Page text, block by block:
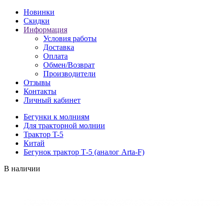
Новинки
Скидки
Информация
Условия работы
Доставка
Оплата
Обмен/Возврат
Производители
Отзывы
Контакты
Личный кабинет
Бегунки к молниям
Для тракторной молнии
Трактор T-5
Китай
Бегунок трактор Т-5 (аналог Arta-F)
В наличии